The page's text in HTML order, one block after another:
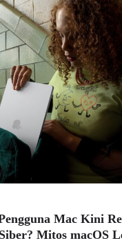
Mac Kini
Mitos macOS